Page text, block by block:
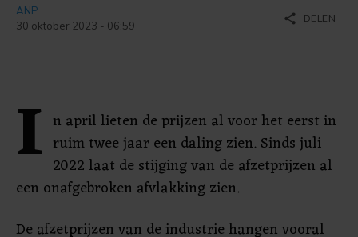
ANP
30 oktober 2023 - 06:59
share DELEN
I n april lieten de prijzen al voor het eerst in
ruim twee jaar een daling zien. Sinds juli
2022 laat de stijging van de afzetprijzen al
een onafgebroken afvlakking zien.
De afzetprijzen van de industrie hangen vooral